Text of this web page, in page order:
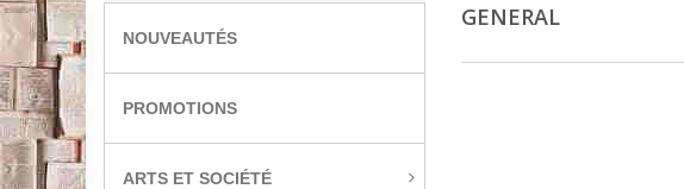
NOUVEAUTÉS
PROMOTIONS
ARTS ET SOCIÉTÉ
GENERAL